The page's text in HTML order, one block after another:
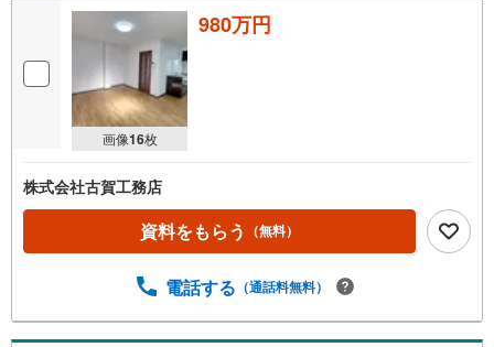
画像16枚
980万円
株式会社古賀工務店
資料をもらう （無料）
電話する （通話料無料）